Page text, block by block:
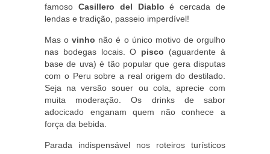
famoso Casillero del Diablo é cercada de
lendas e tradição, passeio imperdível!
Mas ovinho não é o único motivo de orgulho
nas bodegas locais. O pisco (aguardente à
base de uva) é tão popular que gera disputas
com o Peru sobre a real origem do destilado.
Seja na versão souer ou cola, aprecie com
muita moderação. Os drinks de sabor
adocicado enganam quem não conhece a
força da bebida.
Parada indispensável nos roteiros turísticos